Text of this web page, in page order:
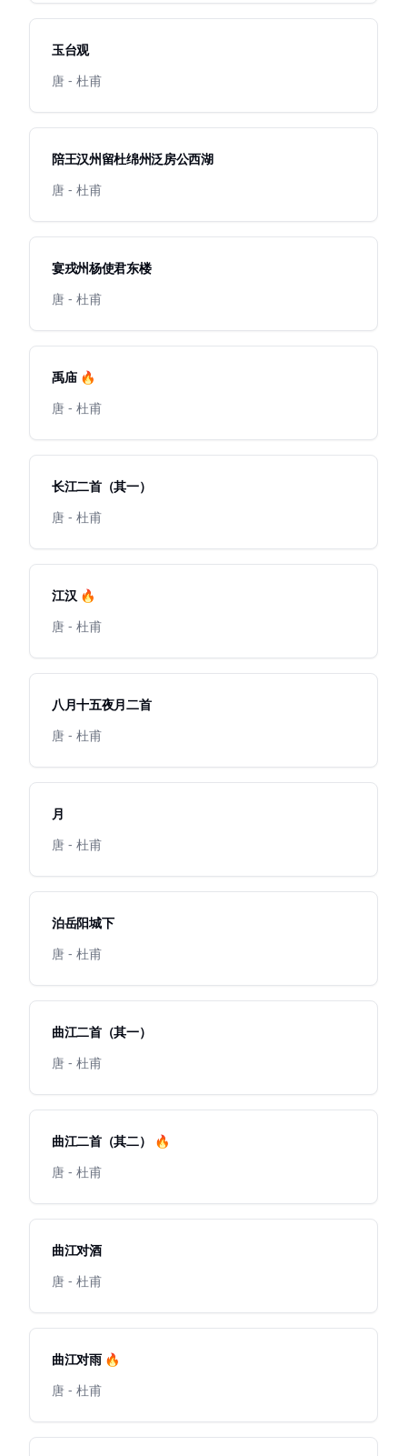
玉台观
唐 - 杜甫
陪王汉州留杜绵州泛房公西湖
唐 - 杜甫
宴戎州杨使君东楼
唐 - 杜甫
禹庙 🔥
唐 - 杜甫
长江二首（其一）
唐 - 杜甫
江汉 🔥
唐 - 杜甫
八月十五夜月二首
唐 - 杜甫
月
唐 - 杜甫
泊岳阳城下
唐 - 杜甫
曲江二首（其一）
唐 - 杜甫
曲江二首（其二） 🔥
唐 - 杜甫
曲江对酒
唐 - 杜甫
曲江对雨 🔥
唐 - 杜甫